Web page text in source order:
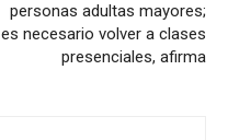
personas adultas mayores;
es necesario volver a clases
presenciales, afirma